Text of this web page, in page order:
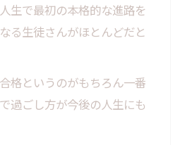
生で最初の本格的な進路を
る生徒さんがほとんどだと
格というのがもちろん一番
過ごし方が今後の人生にも